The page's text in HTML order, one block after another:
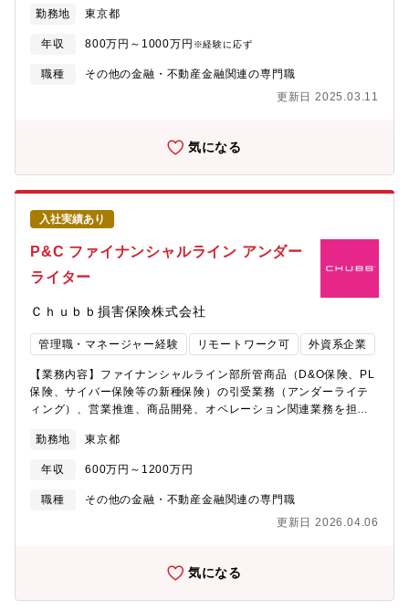
益モニタリング、改善アクションの策定等、開発・運営全般に関
わり、リリースに向けて社内をリードいただきます。■また傷害・
医療保険のアンダーライターとして営業部支店との連携、営業推
進のサポートも一部ご担当いただきます。＜具体的には…＞・
業務・損害率の管理（事故有り契約の継続条件案作成･損害統計の
クションの実施）・営業部門と連携し、営業推進策を立案、実
行・関連各部署と連携した社内Projectによる業務改善【配属組織
について】■A＆H商品戦略部（9名※女性2名・男性7名・平均年
齢40代半ば）■商品開発中心のメンバーと引受業務中心のメンバー
に分かれておりますがそれぞれがどちらの業務も担当しておりま
す。■週3日出勤、2日在宅勤務の体制です。■オフィスの改修が行
われ、きれいなフリーアドレス制のオフィスです。■業績好調につ
き来期に向けの増員のため、募集を行っております。【キャリア
パス】当部署でリーダー、マネージャーを目指していただくこと
が一般的ですが、ご本人の意向次第で、営業職や管理部門への異
動も可能です。社内公募制度もありますので、様々な挑戦が可能
です。【魅力】★世界最大級の外資系損害保険会社：同社は日本
市場に進出し2020年で100周年を迎え、安定した財務基盤をベー
の損害保険会社であり、アメリカを中心に海外では広く知られて
いる企業です。★高い成長性：チャブグループは時価総額最大級
の上場損害保険会社として過去17年間で8倍の成長を遂げていま
す。★穏やかでフラットな社風：雰囲気はフラットでマネジメン
ョンをとり業務を進めています。また穏やかな社員が多く、オー
安定性：ソルベンシーマージン比率1,105.6% と高い支払い能力
を持っております。※「保険金等の支払い 能力の充実の状況が適
染みやすい社風です。★実働7時間、テレワークあり（週2日）、
勤務地 東京都
年収 800万円～1000万円 ※経験に応ず
職種
その他の金融・不動産金融関連の専門職
更新日 2025.03.11
気になる
入社実績あり
P&C ファイナンシャルライン アンダー
ライター
Ｃｈｕｂｂ損害保険株式会社
管理職・マネージャー経験 リモートワーク可 外資系企業
【業務内容】ファイナンシャルライン部所管商品（D&O保険、PL
保険、サイバー保険等の新種保険）の引受業務（アンダーライテ
ィング）、営業推進、商品開発、オペレーション関連業務を担当
管商品（D&O保険、PI保険、サイバー保険等の新種保険）の引受
業務・営業推進、商品開発、オペレーション関連業務・損害率の
管理（事故有り契約の継続条件案作成･損害統計の分析・損害率改
善策の具申、ポートフォリオレビューに基づくアクションの実
携した社内Projectによる業務改善【配属組織について】P＆C本
躍されています。【キャリアパス】当部門でのマネージャーを目
指していただくのが一般的ですが、ご本人のご希望により、他の
保険ラインのアンダーライターへの転向や営業職への転向も可能
勤務地 東京都
年収 600万円～1200万円
職種
その他の金融・不動産金融関連の専門職
更新日 2026.04.06
気になる